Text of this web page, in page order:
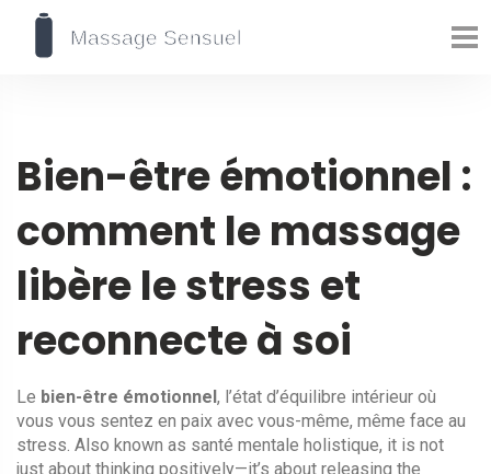
Bien-être émotionnel :
comment le massage
libère le stress et
reconnecte à soi
Le bien-être émotionnel, l’état d’équilibre intérieur où
vous vous sentez en paix avec vous-même, même face au
stress. Also known as santé mentale holistique, it is not
just about thinking positively—it’s about releasing the